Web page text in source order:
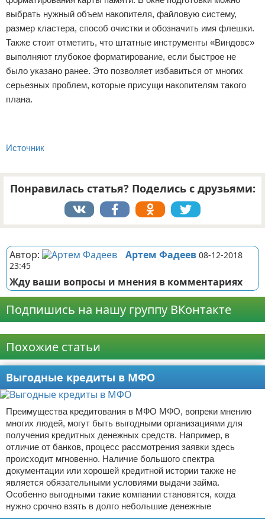
выбрать нужный объем накопителя, файловую систему,
размер кластера, способ очистки и обозначить имя флешки.
Также стоит отметить, что штатные инструменты «Виндовс»
выполняют глубокое форматирование, если быстрое не
было указано ранее. Это позволяет избавиться от многих
серьезных проблем, которые присущи накопителям такого
плана.
Источник
Понравилась статья? Поделись с друзьями:
Автор: Артем Фадеев 08-12-2018
23:45
Жду ваши вопросы и мнения в комментариях
Подпишись на нашу группу ВКонтакте
Похожие статьи
Выгодные кредиты в МФО
Преимущества кредитования в МФО МФО, вопреки мнению
многих людей, могут быть выгодными организациями для
получения кредитных денежных средств. Например, в
отличие от банков, процесс рассмотрения заявки здесь
происходит мгновенно. Наличие большого спектра
документации или хорошей кредитной истории также не
является обязательными условиями выдачи займа.
Особенно выгодными такие компании становятся, когда
нужно срочно взять в долго небольшие денежные